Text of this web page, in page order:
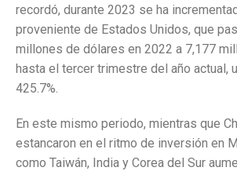
recordó, durante 2023 se ha
proveniente de Estados Unidos, que
millones de dólares en 2022 a 7,177
hasta el tercer trimestre del año actual,
425.7%.
En este mismo periodo, mientras que
estancaron en el ritmo de inversión en
como Taiwán, India y Corea del Sur